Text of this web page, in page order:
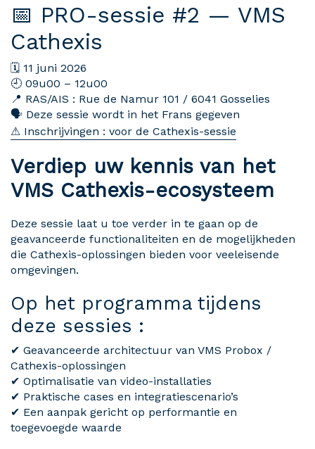
📅 PRO-sessie #2 — VMS
Cathexis
🗓 11 juni 2026
🕘 09u00 – 12u00
📍 RAS/AIS : Rue de Namur 101 / 6041 Gosselies
🗣 Deze sessie wordt in het Frans gegeven
⚠ Inschrijvingen : voor de Cathexis-sessie
Verdiep uw kennis van het
VMS Cathexis-ecosysteem
Deze sessie laat u toe verder in te gaan op de
geavanceerde functionaliteiten en de mogelijkheden
die Cathexis-oplossingen bieden voor veeleisende
omgevingen.
Op het programma tijdens
deze sessies :
✔ Geavanceerde architectuur van VMS Probox /
Cathexis-oplossingen
✔ Optimalisatie van video-installaties
✔ Praktische cases en integratiescenario’s
✔ Een aanpak gericht op performantie en
toegevoegde waarde